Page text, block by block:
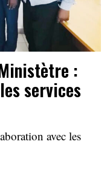
:
services
avec les